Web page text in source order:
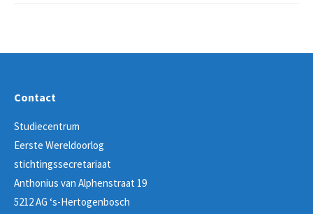
Contact
Studiecentrum
Eerste Wereldoorlog
stichtingssecretariaat
Anthonius van Alphenstraat 19
5212 AG ‘s-Hertogenbosch